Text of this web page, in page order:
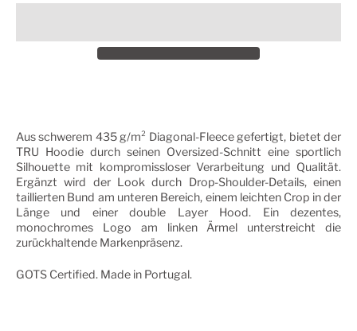
Aus schwerem 435 g/m² Diagonal-Fleece gefertigt, bietet der
TRU Hoodie durch seinen Oversized-Schnitt eine sportlich
Silhouette mit kompromissloser Verarbeitung und Qualität.
Ergänzt wird der Look durch Drop-Shoulder-Details, einen
taillierten Bund am unteren Bereich, einem leichten Crop in der
Länge und einer double Layer Hood. Ein dezentes,
monochromes Logo am linken Ärmel unterstreicht die
zurückhaltende Markenpräsenz.
GOTS Certified. Made in Portugal.